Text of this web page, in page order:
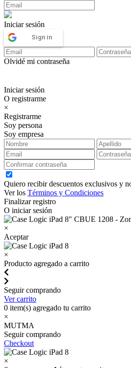
Iniciar sesión
Sign in
Olvidé mi contraseña
Iniciar sesión
O registrarme
×
Registrarme
Soy persona
Soy empresa
Quiero recibir descuentos exclusivos y
Ver los Términos y Condiciones
Finalizar registro
O iniciar sesión
×
Aceptar
×
Producto agregado a carrito
Seguir comprando
Ver carrito
0 item(s) agregado tu carrito
×
MUTMA
Seguir comprando
Checkout
×